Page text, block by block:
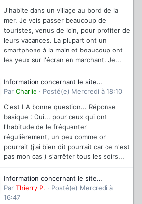
J'habite dans un village au bord de la
mer. Je vois passer beaucoup de
touristes, venus de loin, pour profiter de
leurs vacances. La plupart ont un
smartphone à la main et beaucoup ont
les yeux sur l'écran en marchant. Je...
Information concernant le site
magazinevideo
Par Charlie · Posté(e) Mercredi à 18:10
C'est LA bonne question... Réponse
basique : Oui... pour ceux qui ont
l'habitude de le fréquenter
régulièrement, un peu comme on
pourrait (j'ai bien dit pourrait car ce n'est
pas mon cas ) s'arrêter tous les soirs...
Information concernant le site
magazinevideo
Par Thierry P. · Posté(e) Mercredi à
16:47